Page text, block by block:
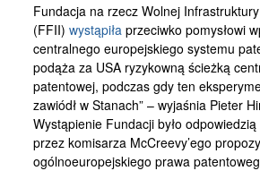
Jak pisać
Kontakt
Fundacja na rzecz Wolnej
(FFII) wystąpiła przeciwko pomysłowi
centralnego europejskiego systemu
podąża za USA ryzykowną ścieżką
patentowej, podczas gdy ten
zawiódł w Stanach” – wyjaśnia Pieter
Wystąpienie Fundacji było
przez komisarza McCreevy’ego
ogólnoeuropejskiego prawa